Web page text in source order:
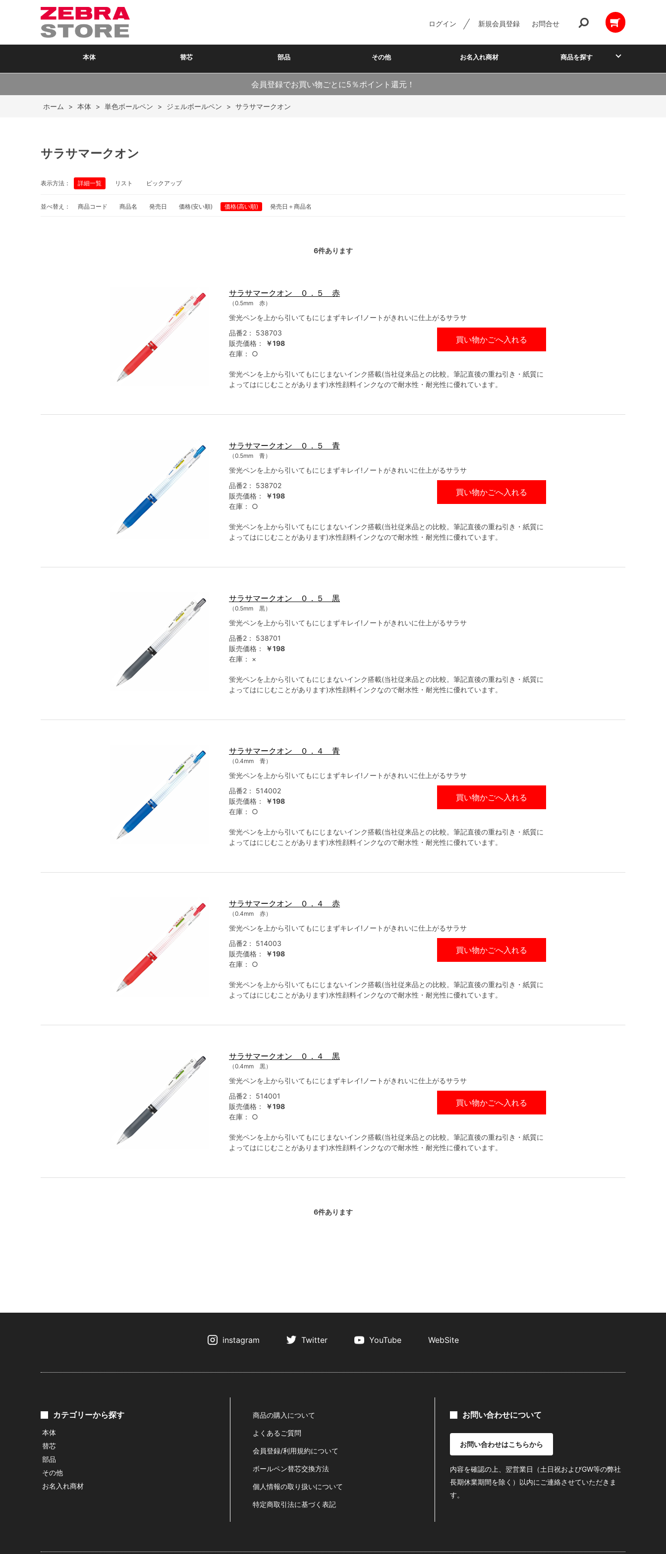
ログイン 新規会員登録 お問合せ
本体 替芯 部品 その他 お名入れ商材 商品を探す
会員登録でお買い物ごとに5％ポイント還元！
ホーム > 本体 > 単色ボールペン > ジェルボールペン > サラサマークオン
サラサマークオン
表示方法： 詳細一覧 リスト ピックアップ
並べ替え： 商品コード 商品名 発売日 価格(安い順) 価格(高い順) 発売日＋商品名
6件あります
サラサマークオン ０．５ 赤
（0.5mm 赤）
蛍光ペンを上から引いてもにじまずキレイ!ノートがきれいに仕上がるサラサ
品番2：
538703
販売価格：
￥198
在庫：
○
買い物かごへ入れる
蛍光ペンを上から引いてもにじまないインク搭載(当社従来品との比較。筆記直後の重ね引き・紙質に
よってはにじむことがあります)水性顔料インクなので耐水性・耐光性に優れています。
サラサマークオン ０．５ 青
（0.5mm 青）
蛍光ペンを上から引いてもにじまずキレイ!ノートがきれいに仕上がるサラサ
品番2：
538702
販売価格：
￥198
在庫：
○
買い物かごへ入れる
蛍光ペンを上から引いてもにじまないインク搭載(当社従来品との比較。筆記直後の重ね引き・紙質に
よってはにじむことがあります)水性顔料インクなので耐水性・耐光性に優れています。
サラサマークオン ０．５ 黒
（0.5mm 黒）
蛍光ペンを上から引いてもにじまずキレイ!ノートがきれいに仕上がるサラサ
品番2：
538701
販売価格：
￥198
在庫：
×
蛍光ペンを上から引いてもにじまないインク搭載(当社従来品との比較。筆記直後の重ね引き・紙質に
よってはにじむことがあります)水性顔料インクなので耐水性・耐光性に優れています。
サラサマークオン ０．４ 青
（0.4mm 青）
蛍光ペンを上から引いてもにじまずキレイ!ノートがきれいに仕上がるサラサ
品番2：
514002
販売価格：
￥198
在庫：
○
買い物かごへ入れる
蛍光ペンを上から引いてもにじまないインク搭載(当社従来品との比較。筆記直後の重ね引き・紙質に
よってはにじむことがあります)水性顔料インクなので耐水性・耐光性に優れています。
サラサマークオン ０．４ 赤
（0.4mm 赤）
蛍光ペンを上から引いてもにじまずキレイ!ノートがきれいに仕上がるサラサ
品番2：
514003
販売価格：
￥198
在庫：
○
買い物かごへ入れる
蛍光ペンを上から引いてもにじまないインク搭載(当社従来品との比較。筆記直後の重ね引き・紙質に
よってはにじむことがあります)水性顔料インクなので耐水性・耐光性に優れています。
サラサマークオン ０．４ 黒
（0.4mm 黒）
蛍光ペンを上から引いてもにじまずキレイ!ノートがきれいに仕上がるサラサ
品番2：
514001
販売価格：
￥198
在庫：
○
買い物かごへ入れる
蛍光ペンを上から引いてもにじまないインク搭載(当社従来品との比較。筆記直後の重ね引き・紙質に
よってはにじむことがあります)水性顔料インクなので耐水性・耐光性に優れています。
6件あります
instagram Twitter YouTube WebSite
カテゴリーから探す
本体
替芯
部品
その他
お名入れ商材
商品の購入について
よくあるご質問
会員登録/利用規約について
ボールペン替芯交換方法
個人情報の取り扱いについて
特定商取引法に基づく表記
お問い合わせについて
お問い合わせはこちらから
内容を確認の上、翌営業日（土日祝およびGW等の弊社
長期休業期間を除く）以内にご連絡させていただきま
す。